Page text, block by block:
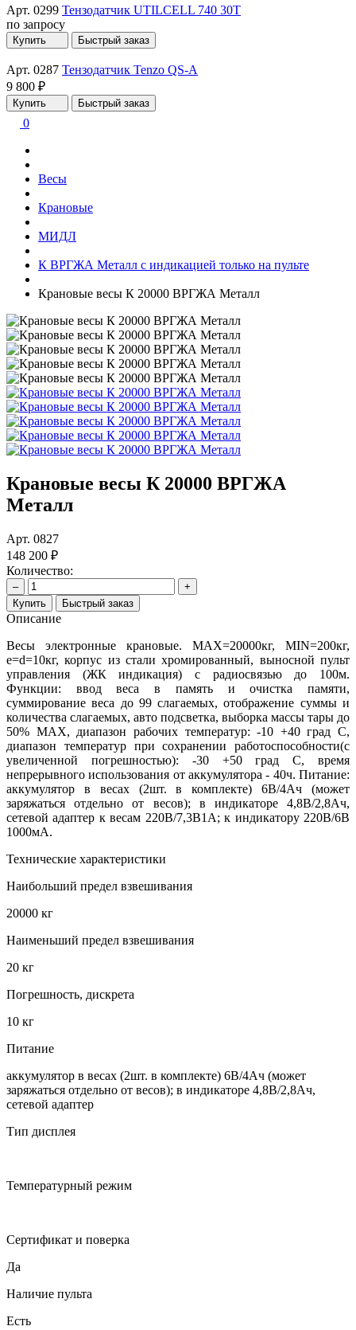
Арт. 0299 Тензодатчик UTILCELL 740 30T
по запросу
Купить Быстрый заказ
Арт. 0287 Тензодатчик Tenzo QS-A
9 800 ₽
Купить Быстрый заказ
0
Весы
Крановые
МИДЛ
К ВРГЖА Металл с индикацией только на пульте
Крановые весы К 20000 ВРГЖА Металл
Крановые весы К 20000 ВРГЖА
Металл
Арт. 0827
148 200 ₽
Количество:
–
+
Купить
Быстрый заказ
Описание
Весы электронные крановые. MAX=20000кг, MIN=200кг,
e=d=10кг, корпус из стали хромированный, выносной пульт
управления (ЖК индикация) с радиосвязью до 100м.
Функции: ввод веса в память и очистка памяти,
суммирование веса до 99 слагаемых, отображение суммы и
количества слагаемых, авто подсветка, выборка массы тары до
50% MAX, диапазон рабочих температур: -10 +40 град С,
диапазон температур при сохранении работоспособности(с
увеличенной погрешностью): -30 +50 град С, время
непрерывного использования от аккумулятора - 40ч. Питание:
аккумулятор в весах (2шт. в комплекте) 6В/4Ач (может
заряжаться отдельно от весов); в индикаторе 4,8В/2,8Ач,
сетевой адаптер к весам 220В/7,3В1А; к индикатору 220В/6В
1000мА.
Технические характеристики
Наибольший предел взвешивания
20000 кг
Наименьший предел взвешивания
20 кг
Погрешность, дискрета
10 кг
Питание
аккумулятор в весах (2шт. в комплекте) 6В/4Ач (может
заряжаться отдельно от весов); в индикаторе 4,8В/2,8Ач,
сетевой адаптер
Тип дисплея
Температурный режим
Сертификат и поверка
Да
Наличие пульта
Есть